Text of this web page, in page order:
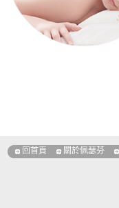
回首頁 關於佩瑟芬